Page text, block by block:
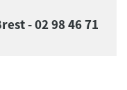
- 02 98 46 71